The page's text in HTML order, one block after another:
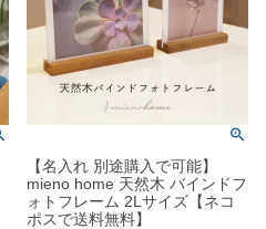
【名入れ 別途購入で可能】
mieno home 天然木 バインドフ
ォトフレーム 2Lサイズ【ネコ
ポスで送料無料】